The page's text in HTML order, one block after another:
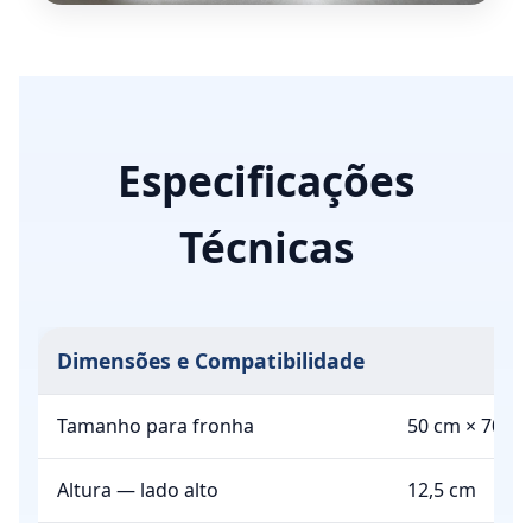
Especificações
Técnicas
Dimensões e Compatibilidade
Tamanho para fronha 50 cm × 70
Altura — lado alto 12,5 cm